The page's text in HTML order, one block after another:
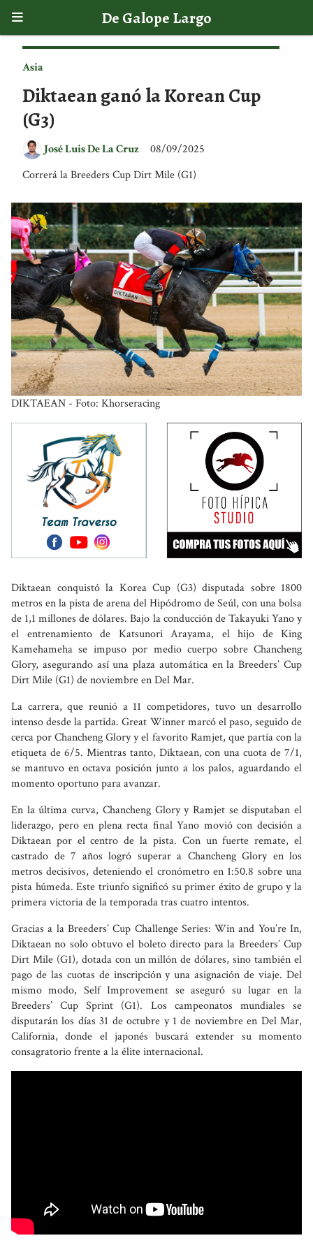
De Galope Largo
Diktaean ganó la Korean Cup
(G3)
Correrá la Breeders Cup Dirt Mile (G1)
Asia
08/09/2025
José Luis De La Cruz
DIKTAEAN - Foto: Khorseracing
Diktaean conquistó la Korea Cup (G3) disputada sobre 1800
metros en la pista de arena del Hipódromo de Seúl, con una bolsa
de 1,1 millones de dólares. Bajo la conducción de Takayuki Yano y
el entrenamiento de Katsunori Arayama, el hijo de King
Kamehameha se impuso por medio cuerpo sobre Chancheng
Glory, asegurando así una plaza automática en la Breeders’ Cup
Dirt Mile (G1) de noviembre en Del Mar.
La carrera, que reunió a 11 competidores, tuvo un desarrollo
intenso desde la partida. Great Winner marcó el paso, seguido de
cerca por Chancheng Glory y el favorito Ramjet, que partía con la
etiqueta de 6/5. Mientras tanto, Diktaean, con una cuota de 7/1,
se mantuvo en octava posición junto a los palos, aguardando el
momento oportuno para avanzar.
En la última curva, Chancheng Glory y Ramjet se disputaban el
liderazgo, pero en plena recta final Yano movió con decisión a
Diktaean por el centro de la pista. Con un fuerte remate, el
castrado de 7 años logró superar a Chancheng Glory en los
metros decisivos, deteniendo el cronómetro en 1:50.8 sobre una
pista húmeda. Este triunfo significó su primer éxito de grupo y la
primera victoria de la temporada tras cuatro intentos.
Gracias a la Breeders’ Cup Challenge Series: Win and You’re In,
Diktaean no solo obtuvo el boleto directo para la Breeders’ Cup
Dirt Mile (G1), dotada con un millón de dólares, sino también el
pago de las cuotas de inscripción y una asignación de viaje. Del
mismo modo, Self Improvement se aseguró su lugar en la
Breeders’ Cup Sprint (G1). Los campeonatos mundiales se
disputarán los días 31 de octubre y 1 de noviembre en Del Mar,
California, donde el japonés buscará extender su momento
consagratorio frente a la élite internacional.